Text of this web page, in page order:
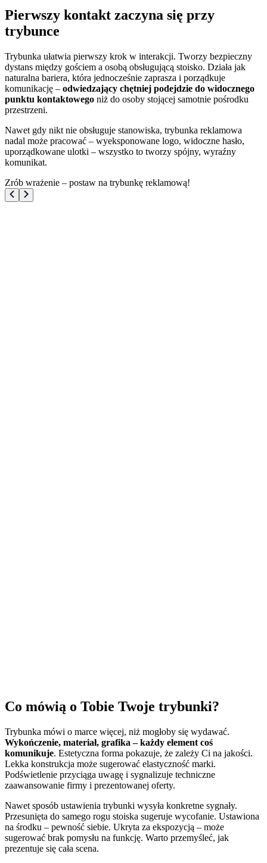
Pierwszy kontakt zaczyna się przy
trybunce
Trybunka ułatwia pierwszy krok w interakcji. Tworzy bezpieczny
dystans między gościem a osobą obsługującą stoisko. Działa jak
naturalna bariera, która jednocześnie zaprasza i porządkuje
komunikację – odwiedzający chętniej podejdzie do widocznego
punktu kontaktowego niż do osoby stojącej samotnie pośrodku
przestrzeni.
Nawet gdy nikt nie obsługuje stanowiska, trybunka reklamowa
nadal może pracować – wyeksponowane logo, widoczne hasło,
uporządkowane ulotki – wszystko to tworzy spójny, wyraźny
komunikat.
Zrób wrażenie – postaw na trybunkę reklamową!
Co mówią o Tobie Twoje trybunki?
Trybunka mówi o marce więcej, niż mogłoby się wydawać.
Wykończenie, materiał, grafika – każdy element coś
komunikuje. Estetyczna forma pokazuje, że zależy Ci na jakości.
Lekka konstrukcja może sugerować elastyczność marki.
Podświetlenie przyciąga uwagę i sygnalizuje techniczne
zaawansowanie firmy i prezentowanej oferty.
Nawet sposób ustawienia trybunki wysyła konkretne sygnały.
Przesunięta do samego rogu stoiska sugeruje wycofanie. Ustawiona
na środku – pewność siebie. Ukryta za ekspozycją – może
sugerować brak pomysłu na funkcję. Warto przemyśleć, jak
prezentuje się cała scena.